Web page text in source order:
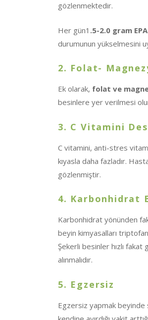
gözlenmektedir.
Her gün1 .5-2.0 gram
durumunun yükselmesini
2. Folat-
Ek olarak, folat ve
besinlere yer verilmesi
3. C Vitamini
C vitamini, anti-stres
kıyasla daha fazladır.
gözlenmiştir.
4. Karbonhidrat
Karbonhidrat yönünden
beyin kimyasalları
Şekerli besinler hızlı
alınmalıdır.
5. Egzersiz
Egzersiz yapmak beyinde